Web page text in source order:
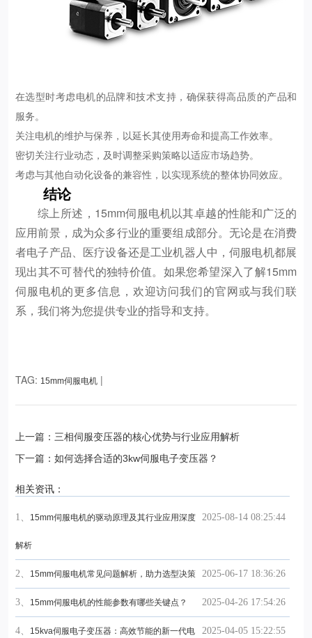
在选型时考虑电机的品牌和技术支持，确保获得高品质的产品和
服务。
关注电机的维护与保养，以延长其使用寿命和提高工作效率。
密切关注行业动态，及时调整采购策略以适应市场趋势。
考虑与其他自动化设备的兼容性，以实现系统的整体协同效应。
结论
综上所述，15mm伺服电机以其卓越的性能和广泛的
应用前景，成为众多行业的重要组成部分。无论是在消费
者电子产品、医疗设备还是工业机器人中，伺服电机都展
现出其不可替代的独特价值。如果您希望深入了解15mm
伺服电机的更多信息，欢迎访问我们的官网或与我们联
系，我们将为您提供专业的指导和支持。
TAG: 15mm伺服电机 |
上一篇：三相伺服变压器的核心优势与行业应用解析
下一篇：如何选择合适的3kw伺服电子变压器？
相关资讯：
2025-08-14 08:25:44
1、 15mm伺服电机的驱动原理及其行业应用深度
解析
2025-06-17 18:36:26
2、 15mm伺服电机常见问题解析，助力选型决策
2025-04-26 17:54:26
3、 15mm伺服电机的性能参数有哪些关键点？
2025-04-05 15:22:55
4、 15kva伺服电子变压器：高效节能的新一代电